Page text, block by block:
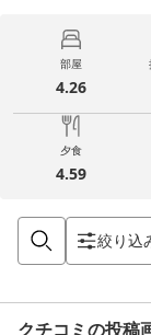
部屋
4.26
夕食
4.59
絞り込
クチコミの投稿